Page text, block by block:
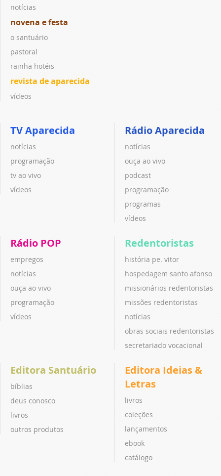
notícias
novena e festa
o santuário
pastoral
rainha hotéis
revista de aparecida
vídeos
TV Aparecida
notícias
programação
tv ao vivo
vídeos
Rádio Aparecida
notícias
ouça ao vivo
podcast
programação
programas
vídeos
Rádio POP
empregos
notícias
ouça ao vivo
programação
vídeos
Redentoristas
história pe. vitor
hospedagem santo afonso
missionários redentoristas
missões redentoristas
notícias
obras sociais redentoristas
secretariado vocacional
Editora Santuário
bíblias
deus conosco
livros
outros produtos
Editora Ideias &
Letras
livros
coleções
lançamentos
ebook
catálogo